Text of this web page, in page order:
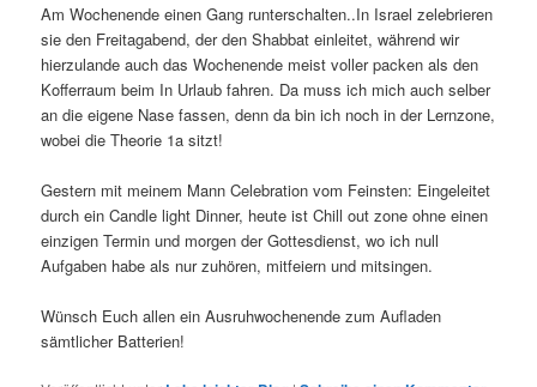
Am Wochenende einen Gang runterschalten..In Israel zelebrieren
sie den Freitagabend, der den Shabbat einleitet, während wir
hierzulande auch das Wochenende meist voller packen als den
Kofferraum beim In Urlaub fahren. Da muss ich mich auch selber
an die eigene Nase fassen, denn da bin ich noch in der Lernzone,
wobei die Theorie 1a sitzt!
Gestern mit meinem Mann Celebration vom Feinsten: Eingeleitet
durch ein Candle light Dinner, heute ist Chill out zone ohne einen
einzigen Termin und morgen der Gottesdienst, wo ich null
Aufgaben habe als nur zuhören, mitfeiern und mitsingen.
Wünsch Euch allen ein Ausruhwochenende zum Aufladen
sämtlicher Batterien!